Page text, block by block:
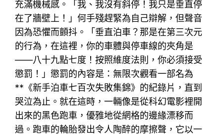
充滿機械感。「我、我沒有斜停！我只是垂直停
在了牆壁上！」何手殘趕緊為自己辯解，但聲音
因為恐懼而顫抖。「垂直泊車？那是在第三次元
的行為，在這裡，你的車體與停車線的夾角是
——八十九點七度！按照維度法則，你必須接受
懲罰！」懲罰的內容是：無限次觀看一部名為
**《新手泊車七百次失敗集錦》的紀錄片，直到
哭泣為止。就在這時，一輛像是從科幻電影裡開
出來的黑色跑車，優雅地從網格的邊緣漂移而
過。跑車的輪胎發出令人陶醉的摩擦聲，它以一